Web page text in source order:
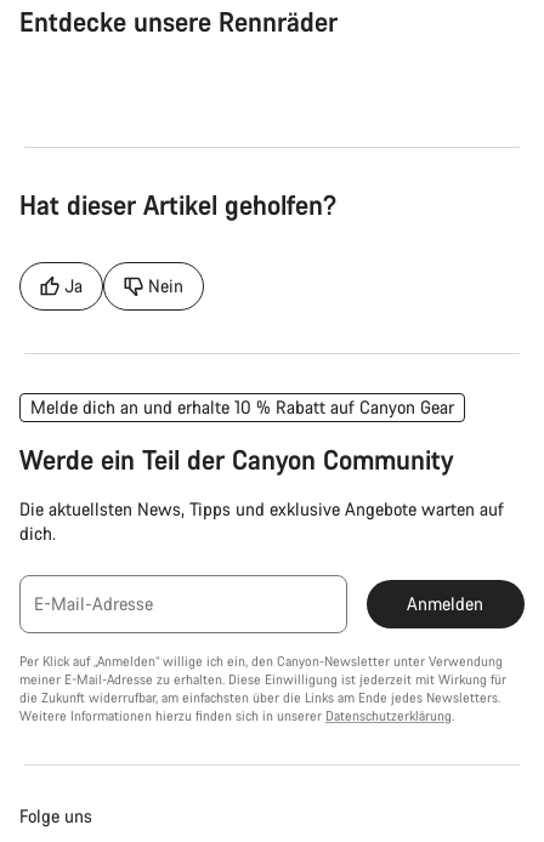
Entdecke unsere Rennräder
Hat dieser Artikel geholfen?
Ja Nein
Melde dich an und erhalte 10 % Rabatt auf Canyon Gear
Werde ein Teil der Canyon Community
Die aktuellsten News, Tipps und exklusive Angebote warten auf
dich.
E-Mail-Adresse Anmelden
Per Klick auf „Anmelden“ willige ich ein, den Canyon-Newsletter unter Verwendung
meiner E-Mail-Adresse zu erhalten. Diese Einwilligung ist jederzeit mit Wirkung für
die Zukunft widerrufbar, am einfachsten über die Links am Ende jedes Newsletters.
Weitere Informationen hierzu finden sich in unserer Datenschutzerklärung
Folge uns